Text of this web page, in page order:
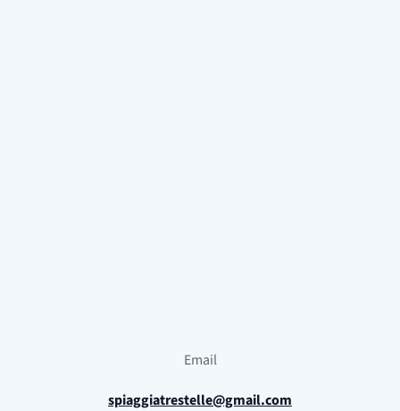
Email
spiaggiatrestelle@gmail.com